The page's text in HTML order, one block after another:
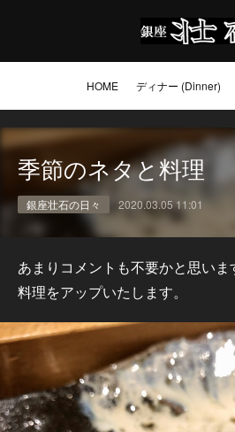
HOME ディナー (Dinner)
ワイン
壮石の
季節のネタと料理
銀座壮石の日々 2020.03.05 11:01
あまりコメントも不要かと思い
料理をアップいたします。